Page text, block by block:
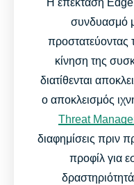
Η επέκταση Edge
συνδυασμό
προστατεύοντας
κίνηση της
διατίθενται
ο αποκλεισμός
Threat
διαφημίσεις πριν
προφίλ για